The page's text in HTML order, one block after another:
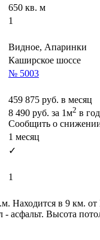
650 кв. м
1
Видное, Апаринки
Каширское шоссе
№ 5003
459 875 руб. в месяц
8 490 руб. за 1м2 в год
Сообщить о
1 месяц
✓
1
Находится в 9
- асфальт. Высота